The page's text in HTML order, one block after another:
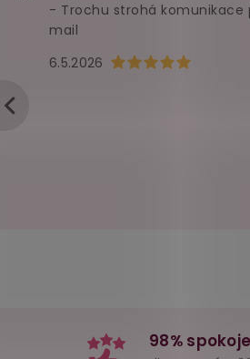
Hodnocení obchodu
6.5.2026
- Trochu strohá komunikace
mail
98%